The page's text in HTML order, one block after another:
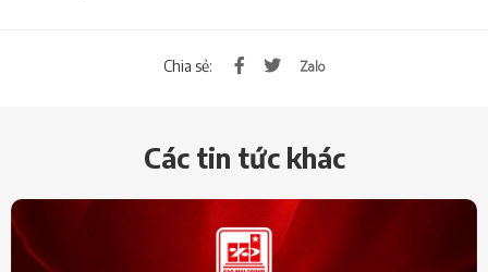
Chia sẻ:
Các tin tức khác